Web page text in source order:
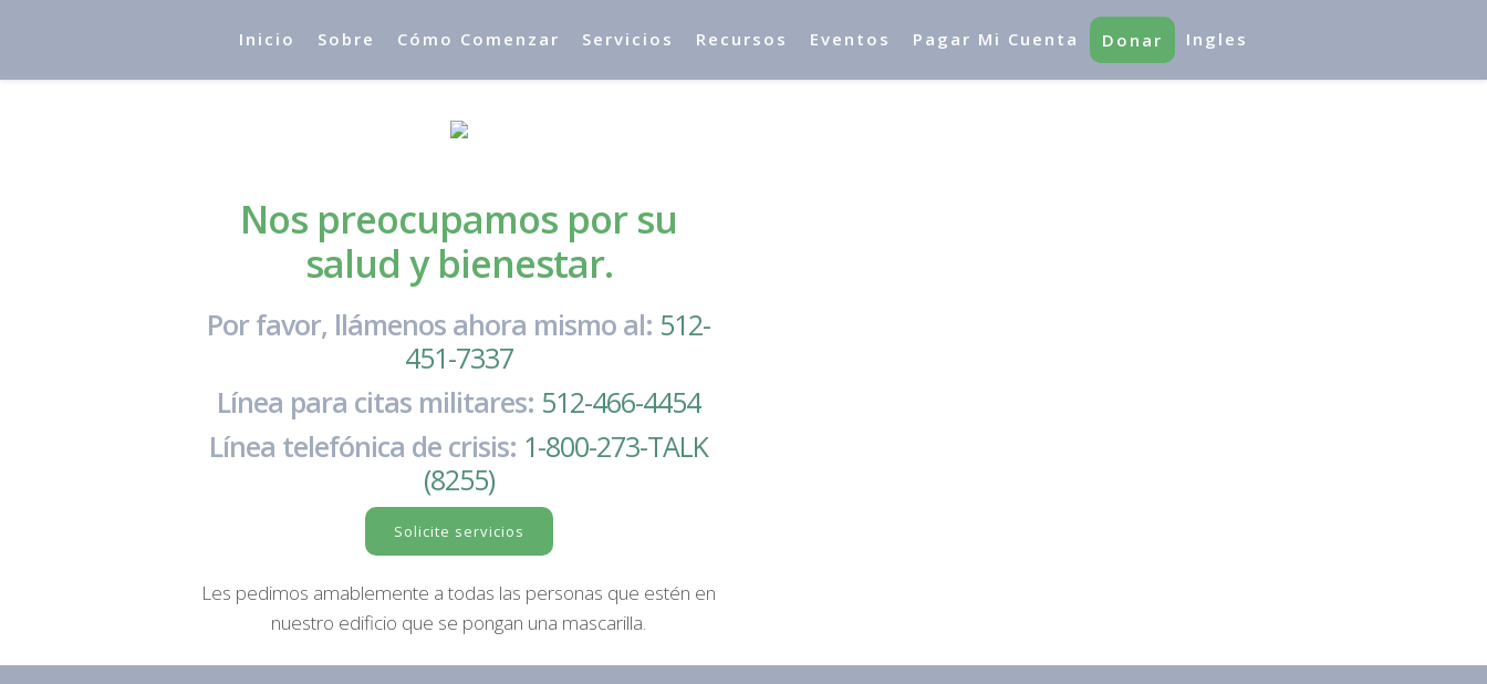
Inicio Sobre Cómo Comenzar Servicios Recursos Eventos Pagar Mi Cuenta Donar Ingles
Nos preocupamos por su
salud y bienestar.
Por favor, llámenos ahora mismo al: 512-
451-7337
Línea para citas militares: 512-466-4454
Línea telefónica de crisis: 1-800-273-TALK
(8255)
Solicite servicios
Les pedimos amablemente a todas las personas que estén en
nuestro edificio que se pongan una mascarilla.